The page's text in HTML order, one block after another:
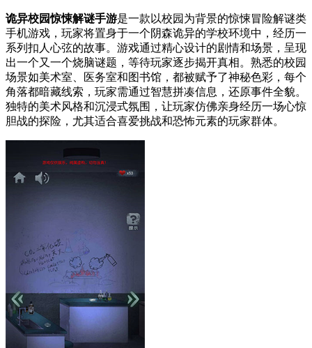
诡异校园惊悚解谜手游是一款以校园为背景的惊悚冒险解谜类
手机游戏，玩家将置身于一个阴森诡异的学校环境中，经历一
系列扣人心弦的故事。游戏通过精心设计的剧情和场景，呈现
出一个又一个烧脑谜题，等待玩家逐步揭开真相。熟悉的校园
场景如美术室、医务室和图书馆，都被赋予了神秘色彩，每个
角落都暗藏线索，玩家需通过智慧拼凑信息，还原事件全貌。
独特的美术风格和沉浸式氛围，让玩家仿佛亲身经历一场心惊
胆战的探险，尤其适合喜爱挑战和恐怖元素的玩家群体。